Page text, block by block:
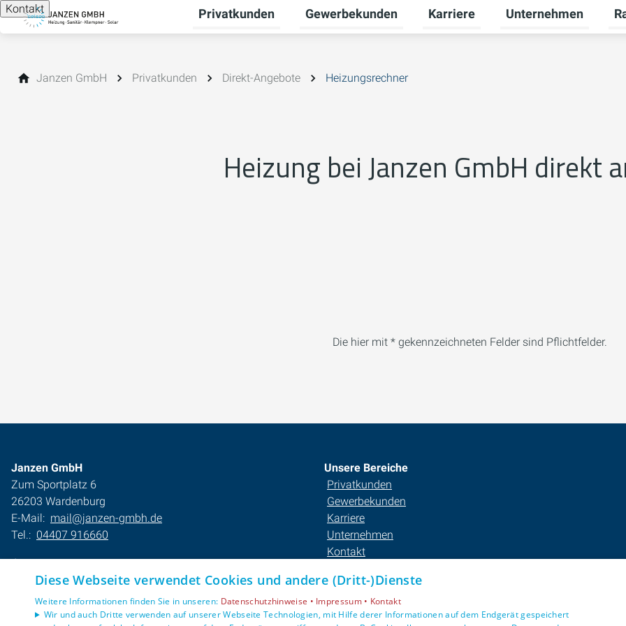
Kontakt Privatkunden
Untermenü für Privatkunden umschalten
Gewerbekunden
Untermenü für Gewerbekunden
Karriere
Untermenü für
Unternehmen
Janzen GmbH Privatkunden Direkt-Angebote Heizungsrechner
Heizung bei Janzen GmbH direkt
Die hier mit * gekennzeichneten Felder sind Pflichtfelder.
Janzen GmbH
Zum Sportplatz 6
26203 Wardenburg
E-Mail: mail@janzen-gmbh.de
Tel.: 04407 916660
Impressum
Barrierefreiheitserklärung
Datenschutzerklärung
AGB
Unsere Bereiche
Privatkunden
Gewerbekunden
Karriere
Unternehmen
Kontakt
Diese Webseite verwendet Cookies und andere (Dritt-)Dienste
Weitere Informationen finden Sie in unseren: Datenschutzhinweise • Impressum • Kontakt
Wir und auch Dritte verwenden auf unserer Webseite Technologien, mit Hilfe derer Informationen auf dem Endgerät gespeichert